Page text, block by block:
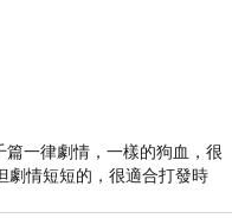
一律劇情，一樣的狗血，很
劇情短短的，很適合打發時